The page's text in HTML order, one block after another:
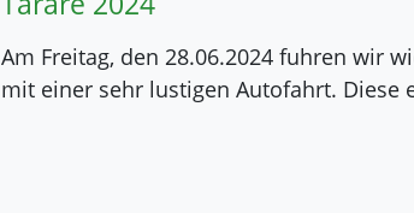
Am Freitag, den 28.06.2024 fuhren wir
mit einer sehr lustigen Autofahrt. Diese